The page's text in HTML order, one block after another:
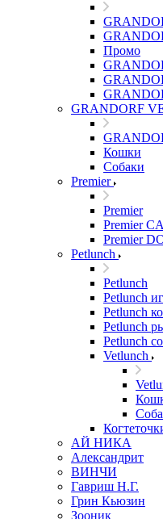
Промо
GRANDORF
Кошки
Собаки
Premier
Premier
Premier
Premier
Petlunch
Petlunch
Petlunch
Petlunch
Petlunch
Petlunch
Vetlunch
АЙ НИКА
Александрит
ВИНЧИ
Гавриш Н.Г.
Грин Кьюзин
Зооник